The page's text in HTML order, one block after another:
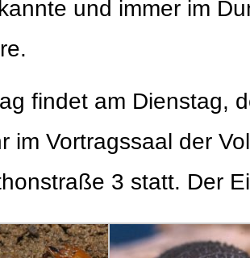
und immer im
findet am Dienstag,
im Vortragssaal der
3 statt. Der